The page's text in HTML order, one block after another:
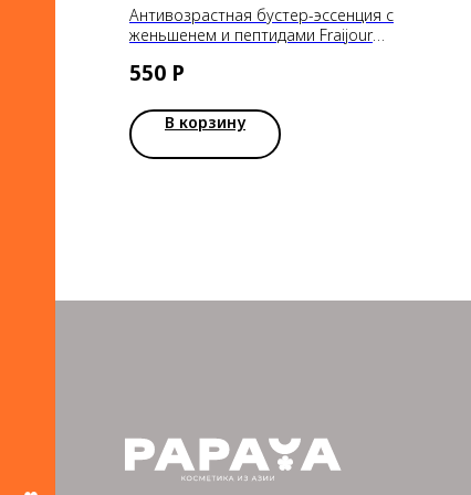
Антивозрастная бустер-эссенция с
женьшенем и пептидами Fraijour
30ml
550 Р
В корзину